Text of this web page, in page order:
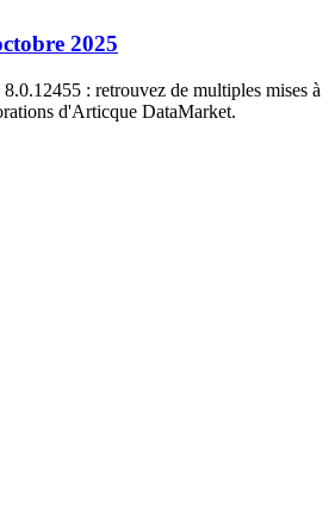
2025
: retrouvez de multiples mises à
d'Articque DataMarket.